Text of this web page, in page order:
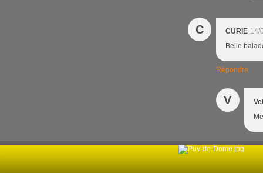
C CURIE 14/
Belle
Répondre
V